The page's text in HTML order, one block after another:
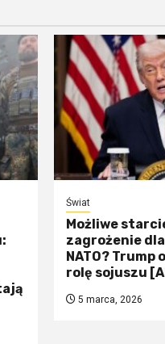
Świat
Możliwe
zagrożenie
NATO? Trump
rolę sojuszu
5 marca, 2026